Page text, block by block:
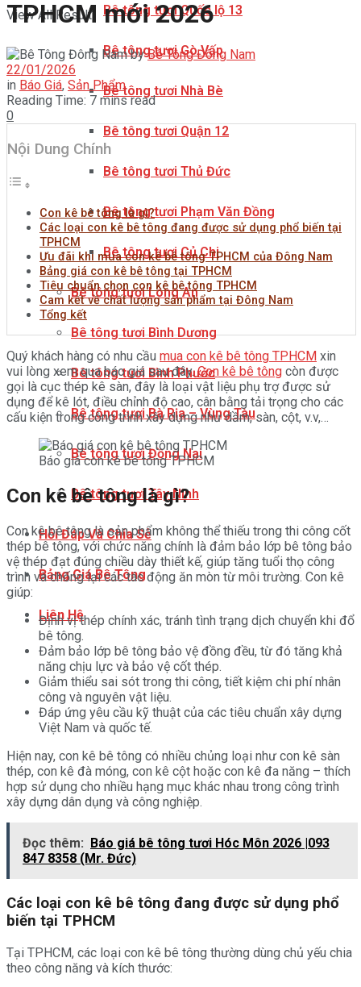
Bê tông tươi Quốc lộ 13
Bê tông tươi Gò Vấp
Bê tông tươi Nhà Bè
Bê tông tươi Quận 12
Bê tông tươi Thủ Đức
Bê tông tươi Phạm Văn Đồng
Bê tông tươi Củ Chi
Bê tông tươi Long An
Bê tông tươi Bình Dương
Bê tông tươi Bình Phước
Bê tông tươi Bà Rịa – Vùng Tàu
Bê tông tươi Đồng Nai
Bê tông tươi Tây Ninh
Hỏi Đáp Và Chia Sẻ
Bảng Giá Bê Tông
Liên Hệ
View All Result
TPHCM mới 2026
by Bê Tông Đông Nam
22/01/2026
in Báo Giá, Sản Phẩm
Reading Time: 7 mins read
0
Nội Dung Chính
Con kê bê tông là gì?
Các loại con kê bê tông đang được sử dụng phổ biến tại
TPHCM
Ưu đãi khi mua con kê bê tông TPHCM của Đông Nam
Bảng giá con kê bê tông tại TPHCM
Tiêu chuẩn chọn con kê bê tông TPHCM
Cam kết về chất lượng sản phẩm tại Đông Nam
Tổng kết
Quý khách hàng có nhu cầu mua con kê bê tông TPHCM xin
vui lòng xem qua báo giá sau đây.Con kê bê tông còn được
gọi là cục thép kê sàn, đây là loại vật liệu phụ trợ được sử
dụng để kê lót, điều chỉnh độ cao, cân bằng tải trọng cho các
cấu kiện trong công trình xây dựng như dầm, sàn, cột, v.v,…
Báo giá con kê bê tông TPHCM
Con kê bê tông là gì?
Con kê bê tông là sản phẩm không thể thiếu trong thi công cốt
thép bê tông, với chức năng chính là đảm bảo lớp bê tông bảo
vệ thép đạt đúng chiều dày thiết kế, giúp tăng tuổi thọ công
trình và chống lại các tác động ăn mòn từ môi trường. Con kê
giúp:
Định vị thép chính xác, tránh tình trạng dịch chuyển khi đổ
bê tông.
Đảm bảo lớp bê tông bảo vệ đồng đều, từ đó tăng khả
năng chịu lực và bảo vệ cốt thép.
Giảm thiểu sai sót trong thi công, tiết kiệm chi phí nhân
công và nguyên vật liệu.
Đáp ứng yêu cầu kỹ thuật của các tiêu chuẩn xây dựng
Việt Nam và quốc tế.
Hiện nay, con kê bê tông có nhiều chủng loại như con kê sàn
thép, con kê đà móng, con kê cột hoặc con kê đa năng – thích
hợp sử dụng cho nhiều hạng mục khác nhau trong công trình
xây dựng dân dụng và công nghiệp.
Đọc thêm: Báo giá bê tông tươi Hóc Môn 2026 |093
847 8358 (Mr. Đức)
Các loại con kê bê tông đang được sử dụng phổ
biến tại TPHCM
Tại TPHCM, các loại con kê bê tông thường dùng chủ yếu chia
theo công năng và kích thước: